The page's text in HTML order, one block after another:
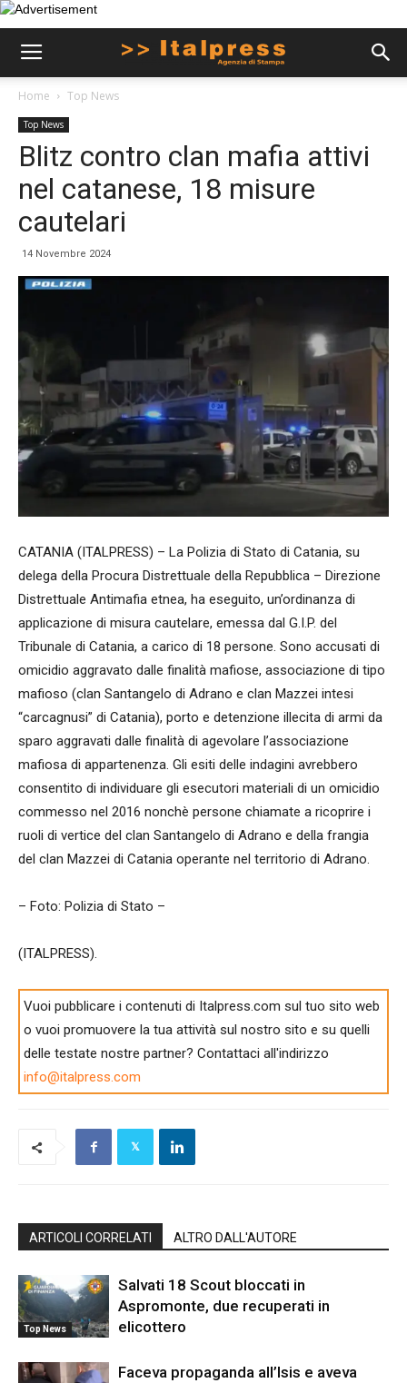
Home Top News
Top News
Blitz contro clan mafia attivi
nel catanese, 18 misure
cautelari
14 Novembre 2024
CATANIA (ITALPRESS) – La Polizia di Stato di Catania, su
delega della Procura Distrettuale della Repubblica – Direzione
Distrettuale Antimafia etnea, ha eseguito, un’ordinanza di
applicazione di misura cautelare, emessa dal G.I.P. del
Tribunale di Catania, a carico di 18 persone. Sono accusati di
omicidio aggravato dalle finalità mafiose, associazione di tipo
mafioso (clan Santangelo di Adrano e clan Mazzei intesi
“carcagnusi” di Catania), porto e detenzione illecita di armi da
sparo aggravati dalle finalità di agevolare l’associazione
mafiosa di appartenenza. Gli esiti delle indagini avrebbero
consentito di individuare gli esecutori materiali di un omicidio
commesso nel 2016 nonchè persone chiamate a ricoprire i
ruoli di vertice del clan Santangelo di Adrano e della frangia
del clan Mazzei di Catania operante nel territorio di Adrano.
– Foto: Polizia di Stato –
(ITALPRESS).
Vuoi pubblicare i contenuti di Italpress.com sul tuo sito web
o vuoi promuovere la tua attività sul nostro sito e su quelli
delle testate nostre partner? Contattaci all'indirizzo
info@italpress.com
ARTICOLI CORRELATI ALTRO DALL'AUTORE
Top News
Salvati 18 Scout bloccati in
Aspromonte, due recuperati in
elicottero
Faceva propaganda all’Isis e aveva